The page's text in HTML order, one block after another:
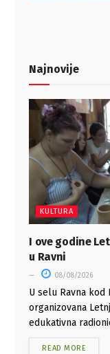
Najnovije
KULTURA
I ove godine
u Ravni
08/08/2026
U selu Ravna kod
organizovana
edukativna
READ MORE